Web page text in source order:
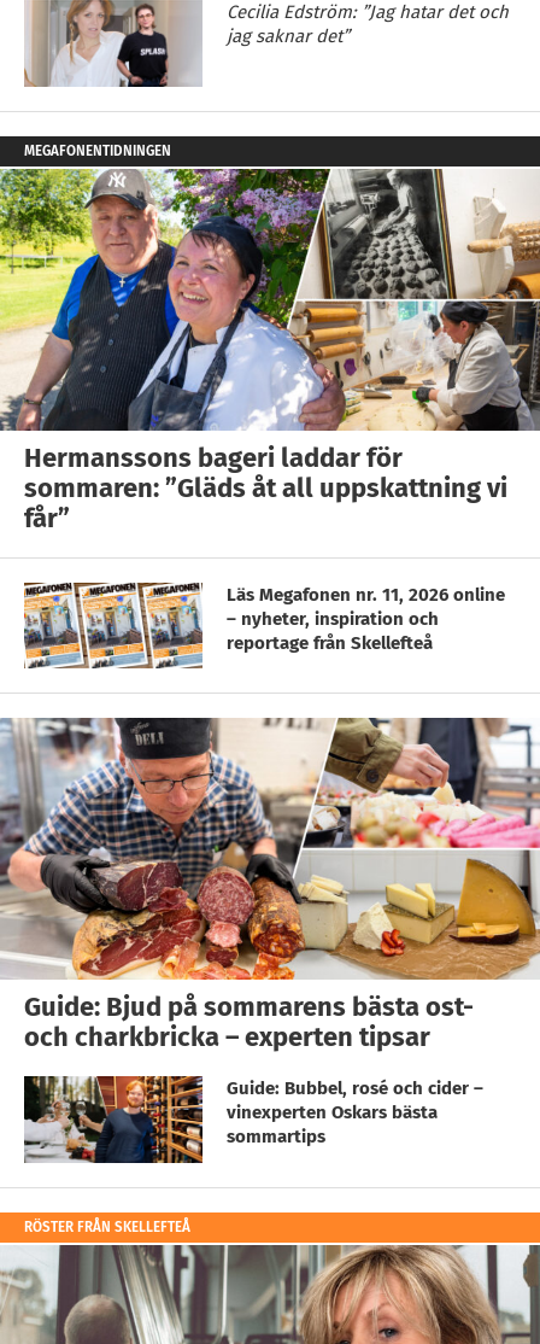
Cecilia Edström: ”Jag hatar det och
jag saknar det”
MEGAFONENTIDNINGEN
Hermanssons bageri laddar för
sommaren: ”Gläds åt all uppskattning vi
får”
Läs Megafonen nr. 11, 2026 online
– nyheter, inspiration och
reportage från Skellefteå
Guide: Bjud på sommarens bästa ost-
och charkbricka – experten tipsar
Guide: Bubbel, rosé och cider –
vinexperten Oskars bästa
sommartips
RÖSTER FRÅN SKELLEFTEÅ